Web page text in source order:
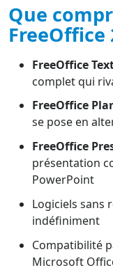
Que
FreeOffice
FreeOffice
complet qui
FreeOffice
se pose en
FreeOffice
présentation
PowerPoint
Logiciels sans
indéfiniment
Compatibilité
Microsoft